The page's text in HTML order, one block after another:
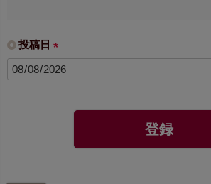
投稿日
(
必
登録